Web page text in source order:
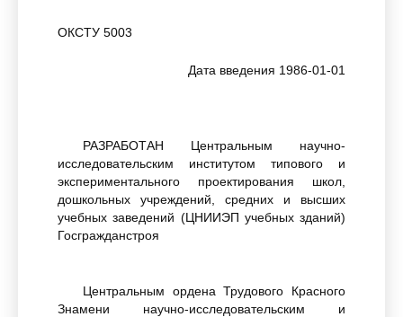
ОКСТУ 5003
Дата введения 1986-01-01
РАЗРАБОТАН Центральным научно-
исследовательским институтом типового и
экспериментального проектирования школ,
дошкольных учреждений, средних и высших
учебных заведений (ЦНИИЭП учебных зданий)
Госгражданстроя
Центральным ордена Трудового Красного
Знамени научно-исследовательским и